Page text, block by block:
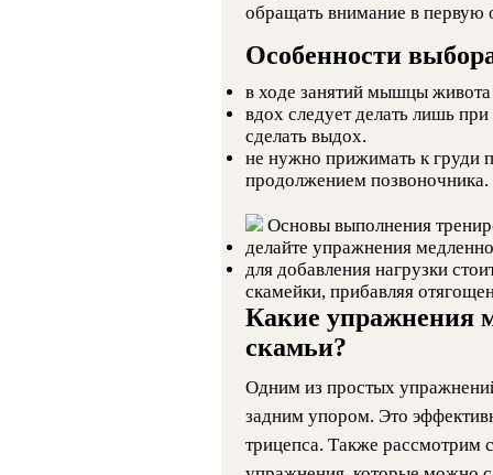
обращать внимание в первую
Особенности
в ходе занятий мышцы
вдох следует делать лишь
сделать выдох.
не нужно прижимать к груди
продолжением позвоночника.
Основы выполнения
делайте упражнения
для добавления нагрузки
скамейки, прибавляя
Какие упражнения
скамьи?
Одним из простых
задним упором. Это
трицепса. Также рассмотрим